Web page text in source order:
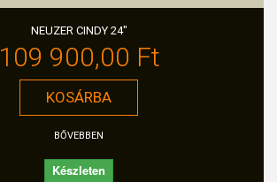
NEUZER CINDY 24"
109 900,00 Ft‎
KOSÁRBA
BŐVEBBEN
Készleten